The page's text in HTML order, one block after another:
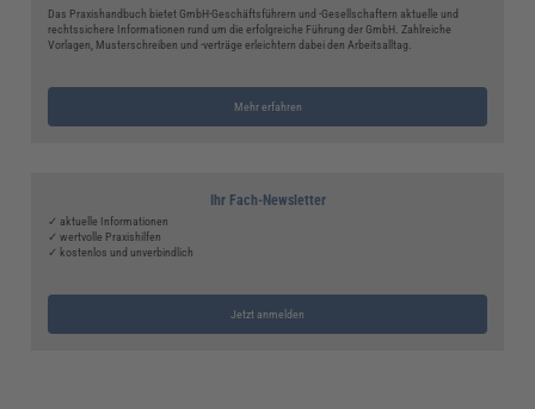
Das Praxishandbuch bietet GmbH-Geschäftsführern und -Gesellschaftern aktuelle und
rechtssichere Informationen rund um die erfolgreiche Führung der GmbH. Zahlreiche
Vorlagen, Musterschreiben und -verträge erleichtern dabei den Arbeitsalltag.
Mehr erfahren
Ihr Fach-Newsletter
✓ aktuelle Informationen
✓ wertvolle Praxishilfen
✓ kostenlos und unverbindlich
Jetzt anmelden